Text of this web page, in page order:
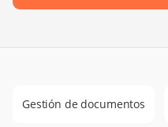
Gestión de documentos